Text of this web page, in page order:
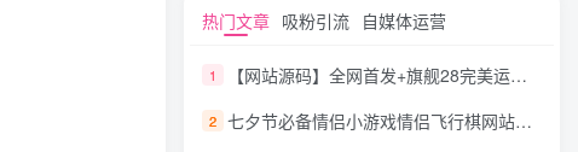
热门文章 吸粉引流 自媒体运营
1 【网站源码】全网首发+旗舰28完美运营Java版高仿28圈+彩种丰富+机器人+眯牌
2 七夕节必备情侣小游戏情侣飞行棋网站源码